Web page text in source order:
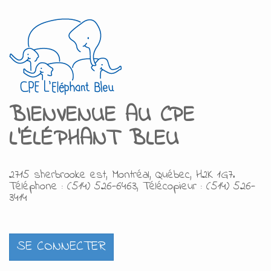
BIENVENUE AU CPE
L'ÉLÉPHANT BLEU
2715 sherbrooke est, Montréal, Québec, H2K 1G7.
Téléphone : (514) 526-6463, Télécopieur : (514) 526-
3414